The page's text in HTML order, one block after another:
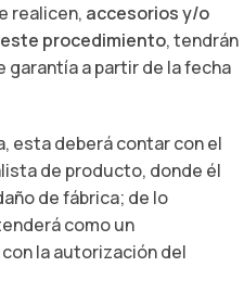
realicen, accesorios y/o
procedimiento, tendrán
a partir de la fecha
esta deberá contar con el
de producto, donde él
de fábrica; de lo
como un
la autorización del